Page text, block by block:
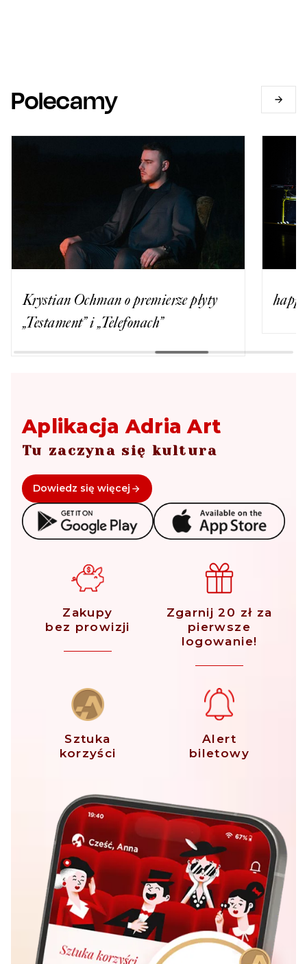
Polecamy
Krystian Ochman o premierze płyty
„Testament” i „Telefonach”
Aplikacja Adria Art
Tu zaczyna się kultura
Dowiedz się więcej
Zakupy
bez prowizji
Zgarnij 20 zł za
pierwsze
logowanie!
Sztuka
korzyści
Alert
biletowy